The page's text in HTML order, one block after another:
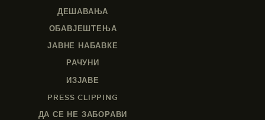
ДЕШАВАЊА
ОБАВЈЕШТЕЊА
ЈАВНЕ НАБАВКЕ
РАЧУНИ
ИЗЈАВЕ
PRESS CLIPPING
ДА СЕ НЕ ЗАБОРАВИ